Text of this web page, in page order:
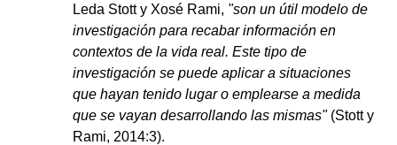
Leda Stott y Xosé Rami, "son un útil modelo de
investigación para recabar información en
contextos de la vida real. Este tipo de
investigación se puede aplicar a situaciones
que hayan tenido lugar o emplearse a medida
que se vayan desarrollando las mismas"(Stott y
Rami, 2014:3).